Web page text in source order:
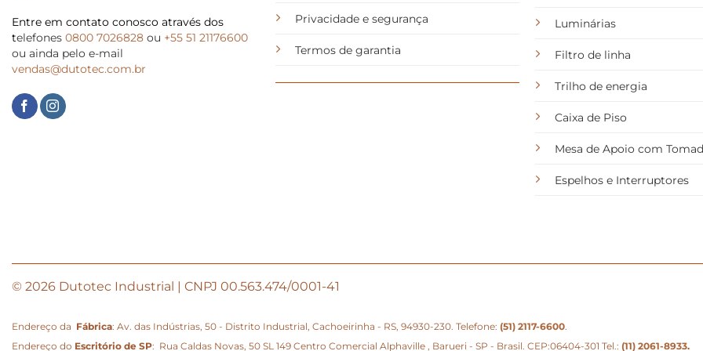
Entre em contato conosco através dos
telefones 0800 7026828 ou +55 51 21176600
ou ainda pelo e-mail
vendas@dutotec.com.br
Privacidade e segurança
Termos de garantia
Luminárias
Filtro de linha
Trilho de energia
Caixa de Piso
Mesa de Apoio com
Espelhos e Interruptores
© 2026 Dutotec Industrial | CNPJ 00.563.474/0001-41
Endereço da Fábrica: Av. das Indústrias, 50 - Distrito Industrial, Cachoeirinha - RS, 94930-230. Telefone: (51) 2117-6600.
Endereço do Escritório de SP: Rua Caldas Novas, 50 SL 149 Centro Comercial Alphaville , Barueri - SP - Brasil. CEP:06404-301 Tel.: (11) 2061-8933.